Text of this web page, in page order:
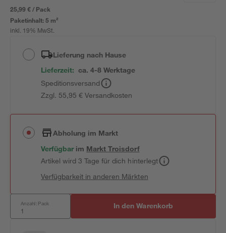
25,99 € / Pack
Paketinhalt:5 m²
inkl. 19% MwSt.
Lieferung nach Hause
Lieferzeit: ca. 4-8 Werktage
Speditionsversand
Zzgl. 55,95 € Versandkosten
Abholung im Markt
Verfügbar im MarktTroisdorf
Artikel wird 3 Tage für dich hinterlegt
Verfügbarkeit in anderen Märkten
Anzahl: Pack In den Warenkorb